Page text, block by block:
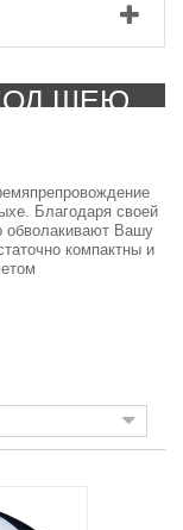
ШЕЮ
Благодаря своей
обволакивают Вашу
компактны и